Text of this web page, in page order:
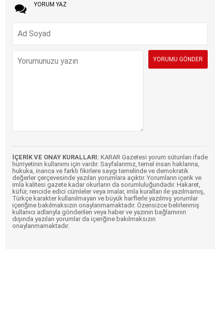
YORUM YAZ
İÇERİK VE ONAY KURALLARI: KARAR Gazetesi yorum sütunları ifade
hürriyetinin kullanımı için vardır. Sayfalarımız, temel insan haklarına,
hukuka, inanca ve farklı fikirlere saygı temelinde ve demokratik
değerler çerçevesinde yazılan yorumlara açıktır. Yorumların içerik ve
imla kalitesi gazete kadar okurların da sorumluluğundadır. Hakaret,
küfür, rencide edici cümleler veya imalar, imla kuralları ile yazılmamış,
Türkçe karakter kullanılmayan ve büyük harflerle yazılmış yorumlar
içeriğine bakılmaksızın onaylanmamaktadır. Özensizce belirlenmiş
kullanıcı adlarıyla gönderilen veya haber ve yazının bağlamının
dışında yazılan yorumlar da içeriğine bakılmaksızın
onaylanmamaktadır.